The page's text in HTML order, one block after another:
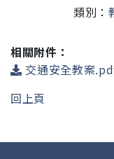
類別：
相關附件：
交通安全教案
回上頁